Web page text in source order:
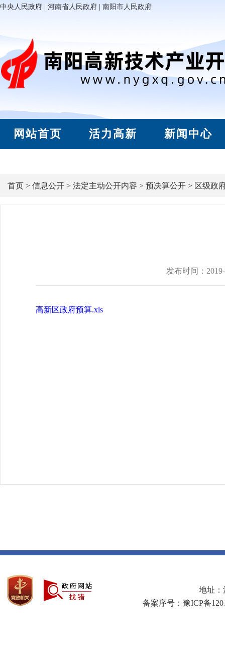
中央人民政府 河南省人民政府 南阳市人民政府
网站首页 活力高新 新闻中心
首页 > 信息公开 > 法定主动公开内容 > 预决算公开 > 区级政
发布时间：
高新区政府预算.xls
地址：
备案序号：豫ICP备